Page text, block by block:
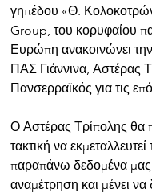
γηπέδου «Θ.
Group, του κορυφαίου
Ευρώπη ανακοινώνει
ΠΑΣ Γιάννινα, Αστέρας
Πανσερραϊκός για τις
Ο Αστέρας Τρίπολης θα
τακτική να
παραπάνω δεδομένα μας
αναμέτρηση και μένει